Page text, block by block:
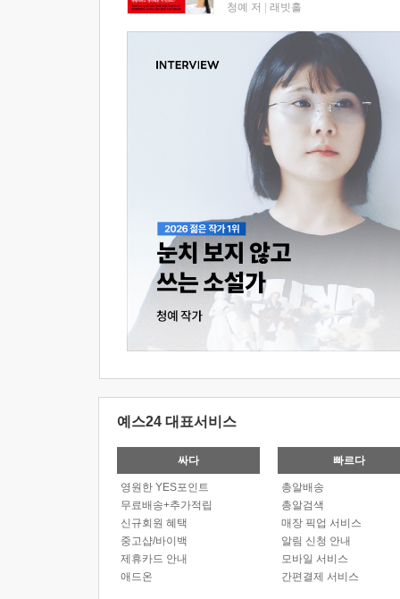
청예 저 래빗홀
예스24 대표서비스
싸다
영원한 YES포인트
무료배송+추가적립
신규회원 혜택
중고샵/바이백
제휴카드 안내
애드온
빠르다
총알배송
총알검색
매장 픽업 서비스
알림 신청 안내
모바일 서비스
간편결제 서비스